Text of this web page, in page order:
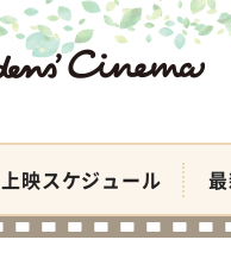
上映スケジュール